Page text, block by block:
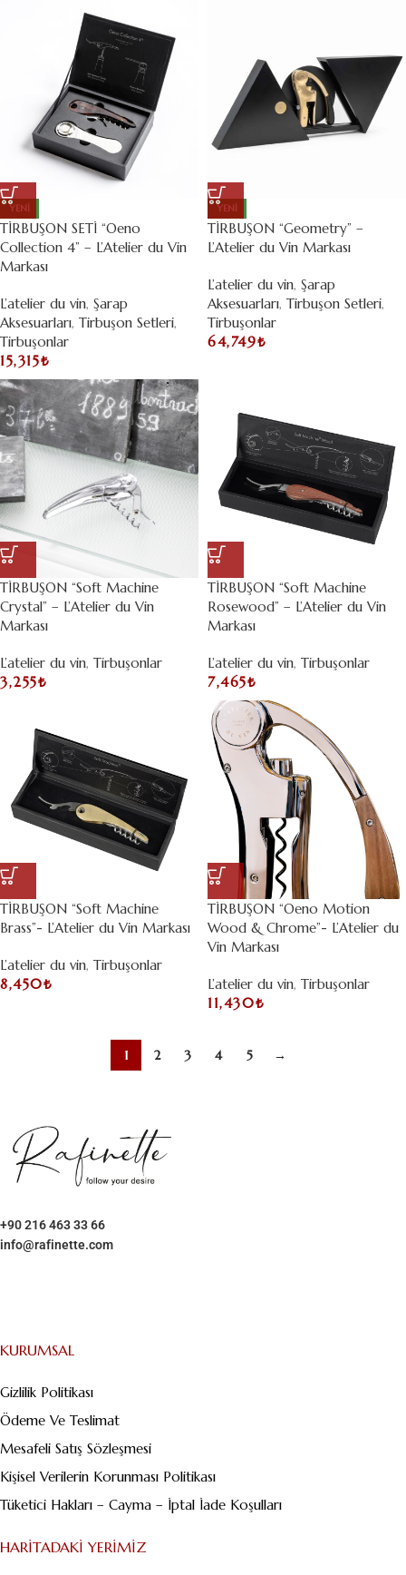
YENI
TİRBUŞON SETİ “Oeno
Collection 4” – L’Atelier du Vin
Markası
L’atelier du vin, Şarap
Aksesuarları, Tirbuşon Setleri,
Tirbuşonlar
15,315₺
YENI
TİRBUŞON “Geometry” –
L’Atelier du Vin Markası
L’atelier du vin, Şarap
Aksesuarları, Tirbuşon Setleri,
Tirbuşonlar
64,749₺
TİRBUŞON “Soft Machine
Crystal” – L’Atelier du Vin
Markası
L’atelier du vin, Tirbuşonlar
3,255₺
TİRBUŞON “Soft Machine
Rosewood” – L’Atelier du Vin
Markası
L’atelier du vin, Tirbuşonlar
7,465₺
TİRBUŞON “Soft Machine
Brass”- L’Atelier du Vin Markası
L’atelier du vin, Tirbuşonlar
8,450₺
TİRBUŞON “Oeno Motion
Wood & Chrome”- L’Atelier du
Vin Markası
L’atelier du vin, Tirbuşonlar
11,430₺
1 2 3 4 5 →
+90 216 463 33 66
info@rafinette.com
KURUMSAL
Gizlilik Politikası
Ödeme Ve Teslimat
Mesafeli Satış Sözleşmesi
Kişisel Verilerin Korunması Politikası
Tüketici Hakları – Cayma – İptal İade Koşulları
HARITADAKI YERIMIZ